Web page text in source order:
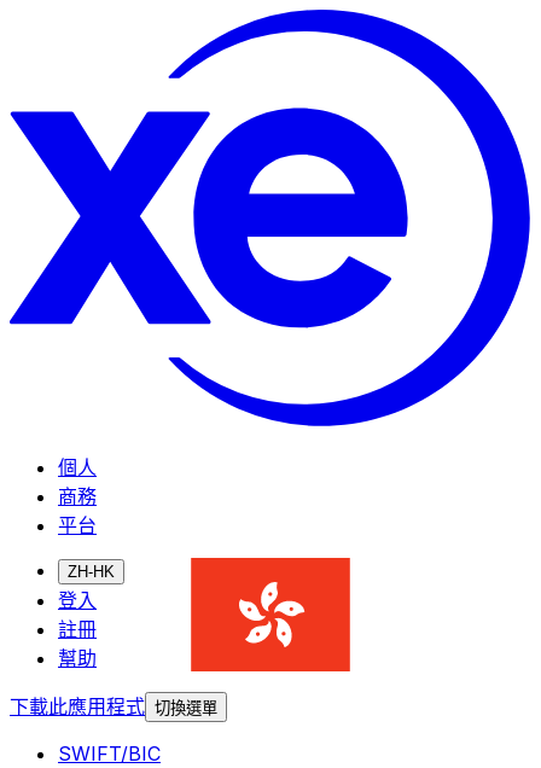
個人
商務
平台
ZH-HK
登入
註冊
幫助
下載此應用程式 切換選單
SWIFT/BIC